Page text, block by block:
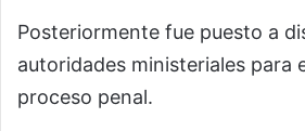
Posteriormente fue puesto a
autoridades ministeriales para
proceso penal.